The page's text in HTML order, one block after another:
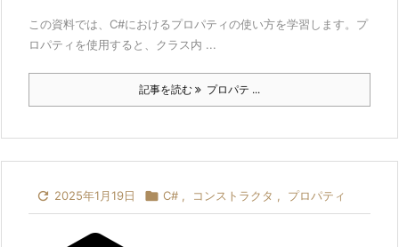
この資料では、C#におけるプロパティの使い方を学習します。プ
ロパティを使用すると、クラス内 ...
記事を読む プロパテ ...
 2025年1月19日  C# , コンストラクタ , プロパティ